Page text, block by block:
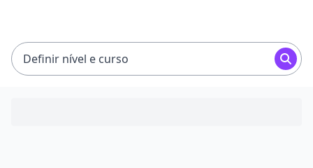
Definir nível e curso